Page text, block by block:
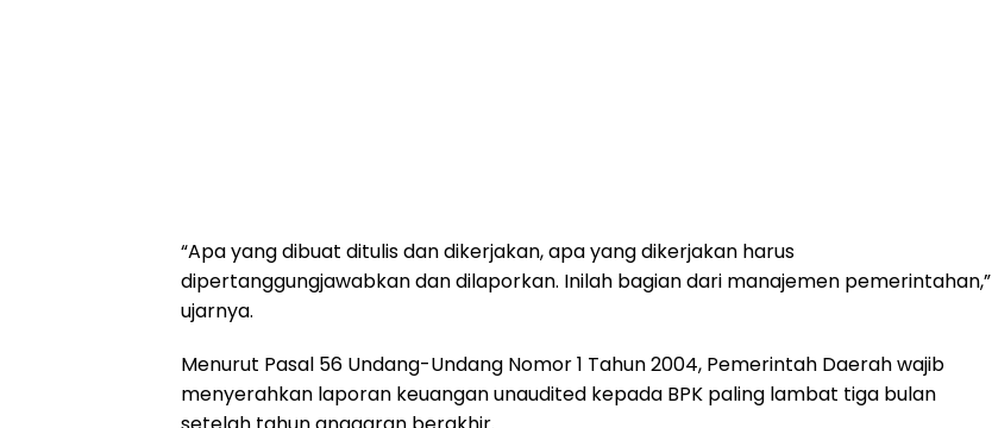
“Apa yang dibuat ditulis dan dikerjakan, apa yang dikerjakan harus
dipertanggungjawabkan dan dilaporkan. Inilah bagian dari manajemen pemerintahan,”
ujarnya.
Menurut Pasal 56 Undang-Undang Nomor 1 Tahun 2004, Pemerintah Daerah wajib
menyerahkan laporan keuangan unaudited kepada BPK paling lambat tiga bulan